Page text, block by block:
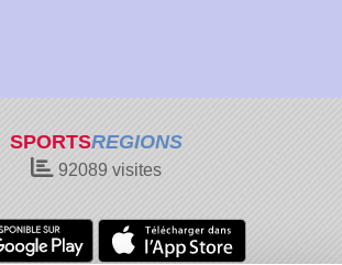
SPORTSREGIONS
92089 visites